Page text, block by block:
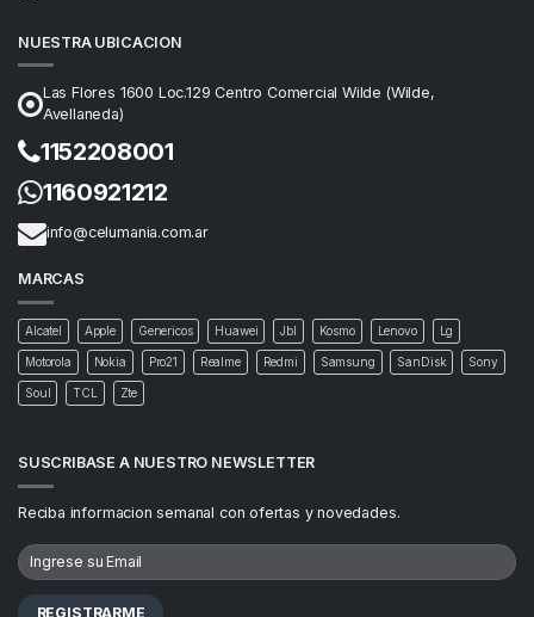
NUESTRA UBICACION
Las Flores 1600 Loc.129 Centro Comercial Wilde (Wilde,
Avellaneda)
1152208001
1160921212
info@celumania.com.ar
MARCAS
Alcatel Apple Genericos Huawei Jbl Kosmo Lenovo Lg
Motorola Nokia Pro21 Realme Redmi Samsung SanDisk Sony
Soul TCL Zte
SUSCRIBASE A NUESTRO NEWSLETTER
Reciba informacion semanal con ofertas y novedades.